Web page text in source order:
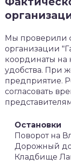
Мы проверили
организации
координаты на
удобства. При
предприятие.
согласовать
Остановки
Поворот на
Дорожный
Кладбище